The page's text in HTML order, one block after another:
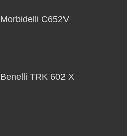
Morbidelli C652V
Benelli TRK 602 X